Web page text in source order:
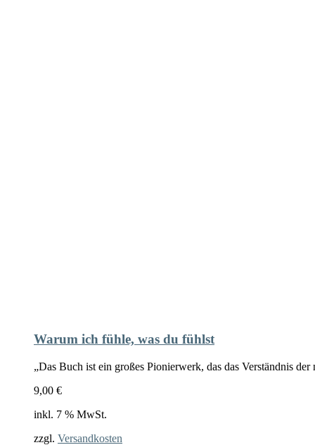
Warum ich fühle, was du fühlst
„Das Buch ist ein großes Pionierwerk, das das Verständnis
9,00 €
inkl. 7 % MwSt.
zzgl. Versandkosten